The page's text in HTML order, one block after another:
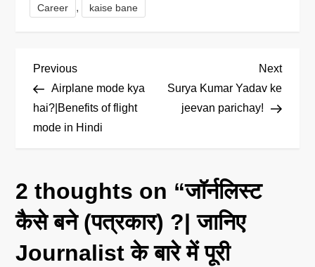
Career , kaise bane
P
o
s
n
a
Previous
Post
Previous
Airplane mode kya
hai?|Benefits of flight
mode in Hindi
Next
Post
Next
Surya Kumar Yadav ke
jeevan parichay!
2 thoughts on “जॉर्नलिस्ट
कैसे बने (पत्रकार) ?| जानिए
Journalist के बारे में पूरी